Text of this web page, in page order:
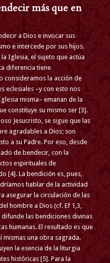
más que en
a Dios e invocar sus
e intercede por sus hijos.
Iglesia, el sujeto que actúa
diferencia tiene
consideramos la acción de
eclesiales –y con esto nos
misma– emanan de la
constituye su mismo ser [3].
Jesucristo, se sigue que las
agradables a Dios; son
a su Padre. Por eso, desde
de bendecir, con la
espirituales de
[4]. La bendición es, pues,
hablar de la actividad
asegurar la circulación de las
hombre a Dios (cf. Ef 1,3,
las bendiciones divinas
humanas. El resultado es que
mismas una obra sagrada.
la esencia de la liturgia
históricas [5]. Para la